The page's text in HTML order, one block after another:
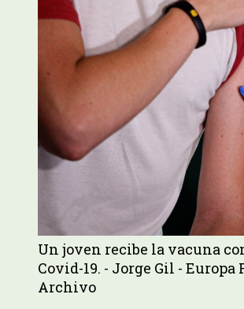
Un joven recibe la vacuna
Covid-19. - Jorge Gil - Europa
Archivo